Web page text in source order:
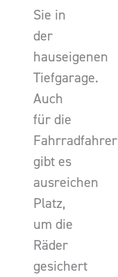
Sie in
der
hauseigenen
Tiefgarage.
Auch
für die
Fahrradfahrer
gibt es
ausreichen
Platz,
um die
Räder
gesichert